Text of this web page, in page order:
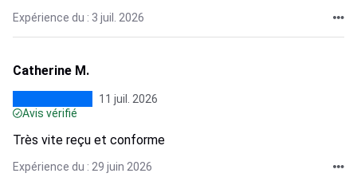
Expérience du : 3 juil. 2026
Catherine M.
11 juil. 2026
Avis vérifié
Très vite reçu et conforme
Expérience du : 29 juin 2026